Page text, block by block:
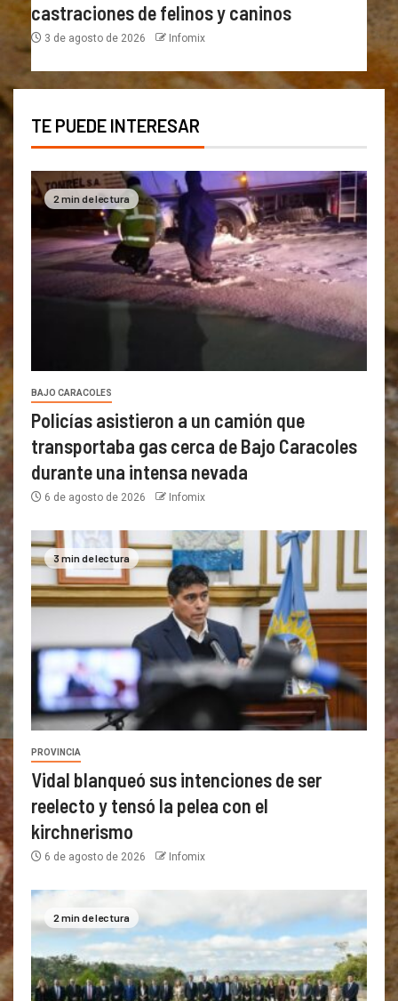
castraciones de felinos y caninos
3 de agosto de 2026 Infomix
TE PUEDE INTERESAR
2 min de lectura
BAJO CARACOLES
Policías asistieron a un camión que
transportaba gas cerca de Bajo Caracoles
durante una intensa nevada
6 de agosto de 2026 Infomix
3 min de lectura
PROVINCIA
Vidal blanqueó sus intenciones de ser
reelecto y tensó la pelea con el
kirchnerismo
6 de agosto de 2026 Infomix
2 min de lectura